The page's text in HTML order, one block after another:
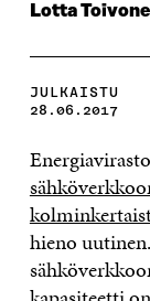
Lotta
JULKAISTU
28.06.2017
hieno